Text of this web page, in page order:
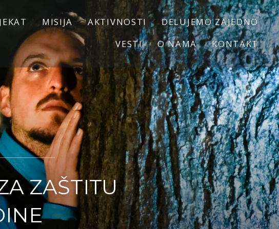
MISIJA AKTIVNOSTI
DELUJEMO ZAJEDNO
VESTI
O NAMA KONTAKT
ZAŠTITU